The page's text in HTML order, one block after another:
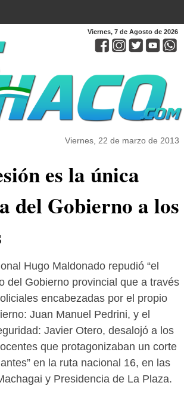
Viernes, 7 de Agosto de 2026
Viernes, 22 de marzo de 2013
es la única
del Gobierno a los
Hugo Maldonado repudió “el
del Gobierno provincial que a través
encabezadas por el propio
Juan Manuel Pedrini, y el
Javier Otero, desalojó a los
que protagonizaban un corte
en la ruta nacional 16, en las
y Presidencia de La Plaza.